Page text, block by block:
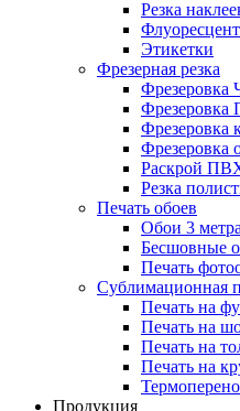
Резка
Этикетки
Фрезерная резка
Фрезеровка
Фрезеровка
Фрезеровка
Раскрой
Резка
Печать обоев
Обои 3 метра
Бесшовные
Печать
Сублимационная
Печать на
Печать на
Печать на
Печать на
Продукция